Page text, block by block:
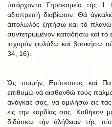
ύπάρχοντα Γηροκομεία τής Ί.
αξιοπρεπή διαβίωσιν. Θά
άπολωλός ζητήσω και τό
συντετριμμένον καταδήσω καί τό
ισχυρόν φυλάξω καί βοσκήσω
34, 16).
Ώς ποιμήν, Επίσκοπος καί
επιθυμώ νά αισθανθώ τούς
άνάγκας σας, να ομιλήσω εις
εις την καρδίας σας. Καθήκον
διδάσκω τήν άλήθειαν τής